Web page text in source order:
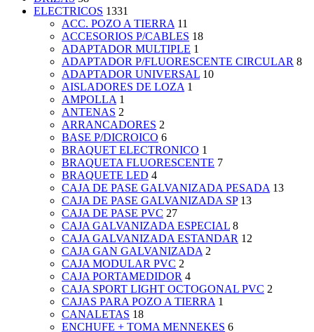
ELECTRICOS 1331
ACC. POZO A TIERRA 11
ACCESORIOS P/CABLES 18
ADAPTADOR MULTIPLE 1
ADAPTADOR P/FLUORESCENTE CIRCULAR 8
ADAPTADOR UNIVERSAL 10
AISLADORES DE LOZA 1
AMPOLLA 1
ANTENAS 2
ARRANCADORES 2
BASE P/DICROICO 6
BRAQUET ELECTRONICO 1
BRAQUETA FLUORESCENTE 7
BRAQUETE LED 4
CAJA DE PASE GALVANIZADA PESADA 13
CAJA DE PASE GALVANIZADA SP 13
CAJA DE PASE PVC 27
CAJA GALVANIZADA ESPECIAL 8
CAJA GALVANIZADA ESTANDAR 12
CAJA GAN GALVANIZADA 2
CAJA MODULAR PVC 2
CAJA PORTAMEDIDOR 4
CAJA SPORT LIGHT OCTOGONAL PVC 2
CAJAS PARA POZO A TIERRA 1
CANALETAS 18
ENCHUFE + TOMA MENNEKES 6